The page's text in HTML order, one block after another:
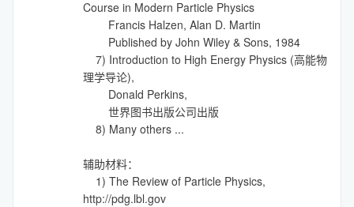
Course in Modern Particle Physics
Francis Halzen, Alan D. Martin
Published by John Wiley & Sons, 1984
7) Introduction to High Energy Physics (高能物
理学导论),
Donald Perkins,
世界图书出版公司出版
8) Many others ...
辅助材料：
1) The Review of Particle Physics,
http://pdg.lbl.gov